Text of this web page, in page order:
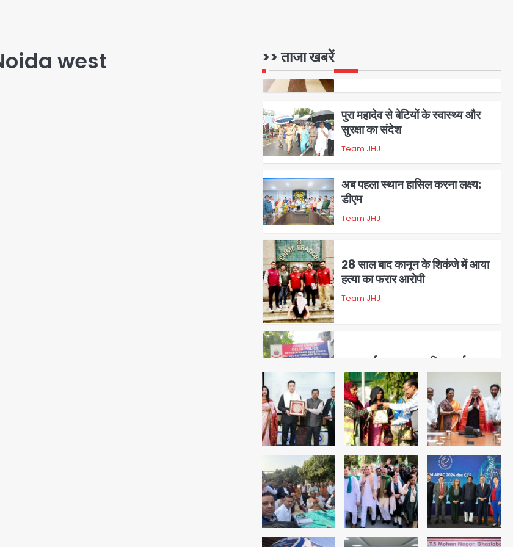
west >> ताजा खबरें
5
1
पुरा महादेव से बेटियों के स्वास्थ्य और
सुरक्षा का संदेश
Team JHJ
2
अब पहला स्थान हासिल करना लक्ष्य:
डीएम
Team JHJ
3
28 साल बाद कानून के शिकंजे में आया
हत्या का फरार आरोपी
Team JHJ
4
डबल मर्डर का मुख्य साजिशकर्ता
क्राइम ब्रांच के हत्थे
Team JHJ
5
रोहित चौधरी गैंग का कुख्यात बदमाश
राजस्थान से गिरफ्तार
Team JHJ